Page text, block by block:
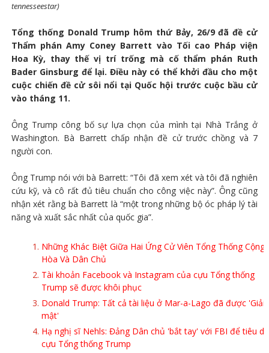
tennesseestar)
Tổng thống Donald Trump hôm thứ Bảy, 26/9 đã đề cử
Thẩm phán Amy Coney Barrett vào Tối cao Pháp viện
Hoa Kỳ, thay thế vị trí trống mà cố thẩm phán Ruth
Bader Ginsburg để lại. Điều này có thể khởi đầu cho một
cuộc chiến đề cử sôi nổi tại Quốc hội trước cuộc bầu cử
vào tháng 11.
Ông Trump công bố sự lựa chọn của mình tại Nhà Trắng ở
Washington. Bà Barrett chấp nhận đề cử trước chồng và 7
người con.
Ông Trump nói với bà Barrett: “Tôi đã xem xét và tôi đã nghiên
cứu kỹ, và cô rất đủ tiêu chuẩn cho công việc này”. Ông cũng
nhận xét rằng bà Barrett là “một trong những bộ óc pháp lý tài
năng và xuất sắc nhất của quốc gia”.
Những Khác Biệt Giữa Hai Ứng Cử Viên Tổng Thống Cộng
Hòa Và Dân Chủ
Tài khoản Facebook và Instagram của cựu Tổng thống
Trump sẽ được khôi phục
Donald Trump: Tất cả tài liệu ở Mar-a-Lago đã được 'Giải
mật'
Hạ nghị sĩ Nehls: Đảng Dân chủ 'bắt tay' với FBI để tiêu
cựu Tổng thống Trump